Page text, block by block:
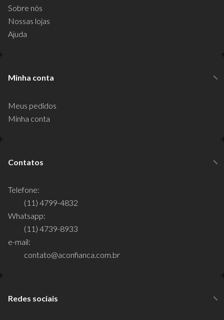
Sobre nós
Nossas lojas
Ajuda
Minha conta
Meus pedidos
Minha conta
Contatos
Telefone:
(11) 4799-4832
Whatsapp:
(11) 4739-8933
e-mail:
contato@aconfianca.com.br
Redes sociais